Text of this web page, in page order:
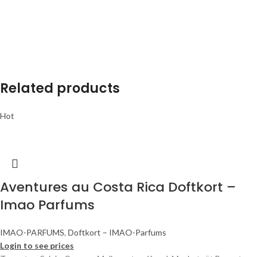
Related products
Hot
Aventures au Costa Rica Doftkort –
Imao Parfums
IMAO-PARFUMS, Doftkort – IMAO-Parfums
Login to see prices